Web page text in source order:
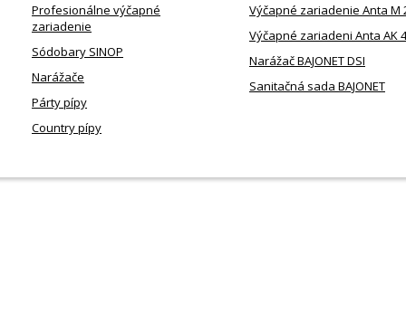
Profesionálne výčapné
zariadenie
Sódobary SINOP
Narážače
Párty pípy
Country pípy
Výčapné zariadenie Anta M
Výčapné zariadeni Anta AK
Narážač BAJONET DSI
Sanitačná sada BAJONET